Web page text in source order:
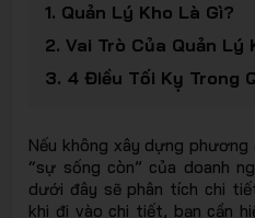
hàng
1. Quản Lý Kho Là Gì?
2. Vai Trò Của Quản Lý
3. 4 Điều Tối Kỵ Trong
Nếu không xây dựng
“sự sống còn” của doanh
dưới đây sẽ phân tích chi
khi đi vào chi tiết, bạn cần